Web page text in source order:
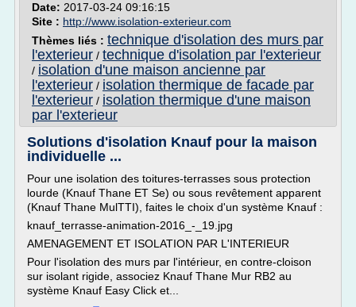
Date: 2017-03-24 09:16:15
Site : http://www.isolation-exterieur.com
Thèmes liés : technique d'isolation des murs par
l'exterieur / technique d'isolation par l'exterieur
/ isolation d'une maison ancienne par
l'exterieur / isolation thermique de facade par
l'exterieur / isolation thermique d'une maison
par l'exterieur
Solutions d'isolation Knauf pour la maison
individuelle ...
Pour une isolation des toitures-terrasses sous protection
lourde (Knauf Thane ET Se) ou sous revêtement apparent
(Knauf Thane MulTTI), faites le choix d'un système Knauf :
knauf_terrasse-animation-2016_-_19.jpg
AMENAGEMENT ET ISOLATION PAR L'INTERIEUR
Pour l'isolation des murs par l'intérieur, en contre-cloison
sur isolant rigide, associez Knauf Thane Mur RB2 au
système Knauf Easy Click et...